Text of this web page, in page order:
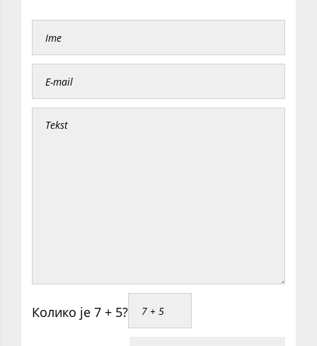
Колико је 7 + 5?